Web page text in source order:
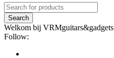
Welkom bij VRMguitars&gadgets
Follow: